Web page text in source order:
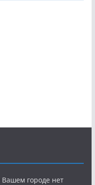
городе нет